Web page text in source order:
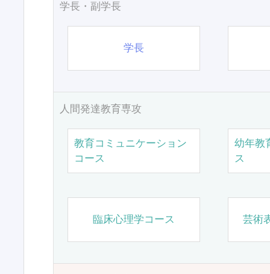
学長・副学長
学長
人間発達教育専攻
教育コミュニケーション
コース
幼年教
ス
臨床心理学コース 芸術